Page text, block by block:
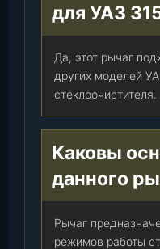
для УАЗ
Да, этот рычаг
других моделей
стеклоочистителя.
Каковы
данного
Рычаг
режимов работы